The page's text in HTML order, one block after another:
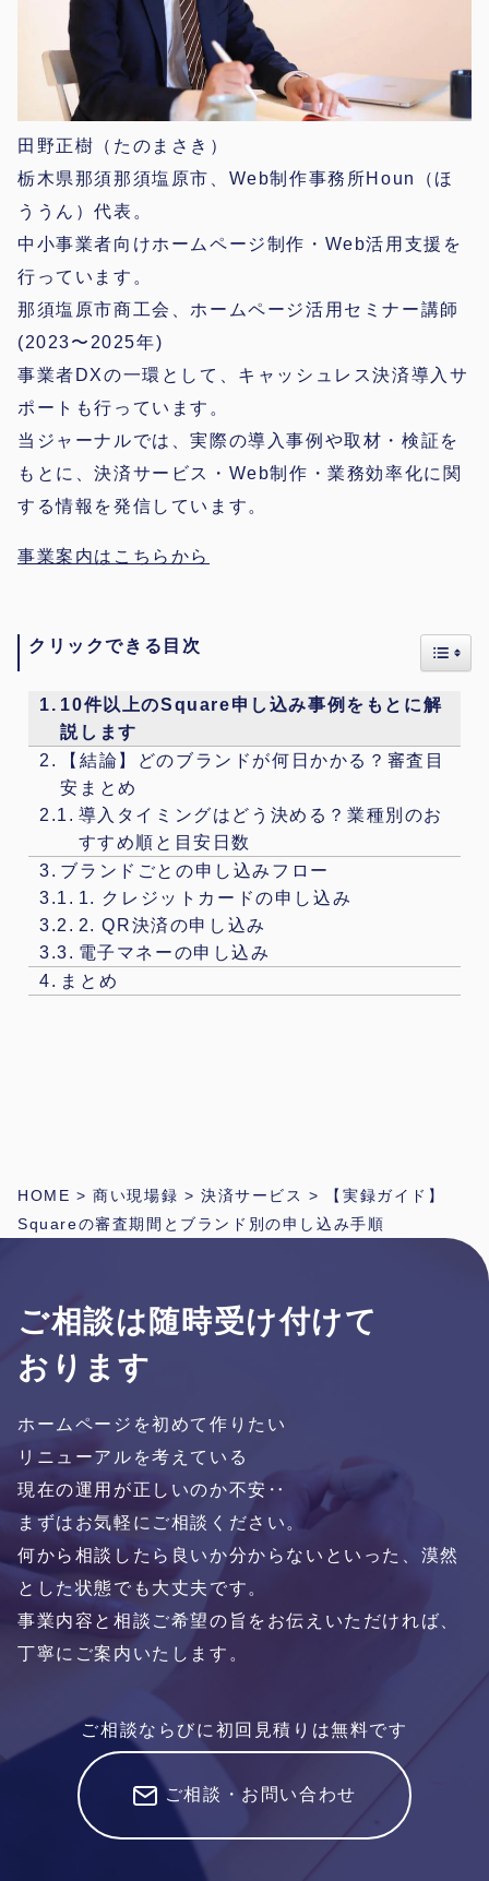
田野正樹（たのまさき）
栃木県那須那須塩原市、Web制作事務所Houn（ほ
ううん）代表。
中小事業者向けホームページ制作・Web活用支援を
行っています。
那須塩原市商工会、ホームページ活用セミナー講師
(2023〜2025年)
事業者DXの一環として、キャッシュレス決済導入サ
ポートも行っています。
当ジャーナルでは、実際の導入事例や取材・検証を
もとに、決済サービス・Web制作・業務効率化に関
する情報を発信しています。
事業案内はこちらから
クリックできる目次
10件以上のSquare申し込み事例をもとに解
説します
【結論】どのブランドが何日かかる？審査目
安まとめ
導入タイミングはどう決める？業種別のお
すすめ順と目安日数
ブランドごとの申し込みフロー
1. クレジットカードの申し込み
2. QR決済の申し込み
電子マネーの申し込み
まとめ
HOME >商い現場録 >決済サービス >
【実録ガイド】
Squareの審査期間とブランド別の申し込み手順
ご相談は随時受け付けて
おります
ホームページを初めて作りたい
リニューアルを考えている
現在の運用が正しいのか不安‥
まずはお気軽にご相談ください。
何から相談したら良いか分からないといった、漠然
とした状態でも大丈夫です。
事業内容と相談ご希望の旨をお伝えいただければ、
丁寧にご案内いたします。
ご相談ならびに初回見積りは無料です
ご相談・お問い合わせ